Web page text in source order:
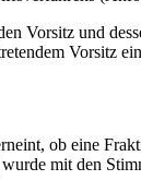
und
Vorsitz
ob eine
mit den